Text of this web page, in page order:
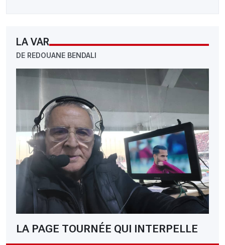
LA VAR
DE REDOUANE BENDALI
LA PAGE TOURNÉE QUI INTERPELLE